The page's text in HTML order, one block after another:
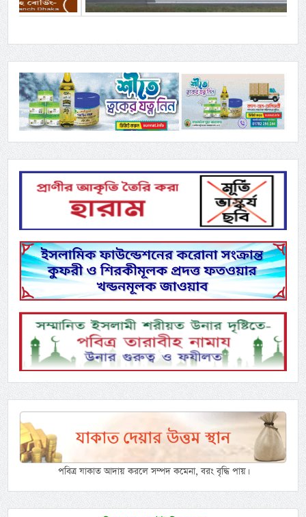
পবিত্র যাকাত আদায় করলে সম্পদ কমেনা, বরং বৃদ্ধি পায়।